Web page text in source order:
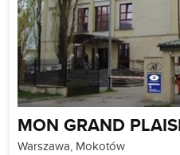
MON GRAND
Warszawa, Mokotów